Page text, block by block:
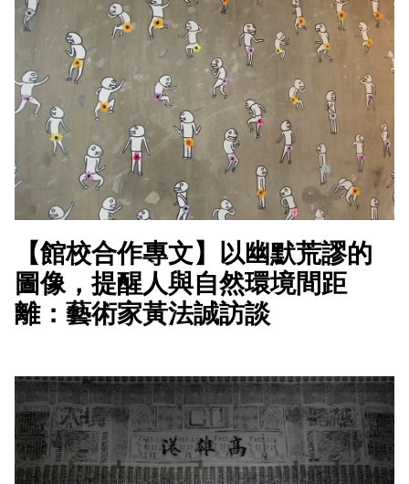
【館校合作專文】以幽默荒謬的
圖像，提醒人與自然環境間距
離：藝術家黃法誠訪談